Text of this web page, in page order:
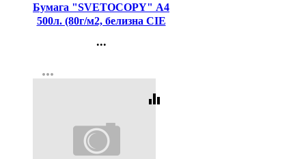
Бумага "SVETOCOPY" А4
500л. (80г/м2, белизна CIE
(Ст.5)
...
Регистрация
more_horiz
equalizer